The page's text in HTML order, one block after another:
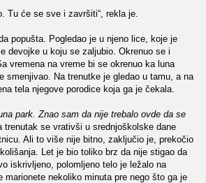
Tu će se sve i završiti“, rekla je.
popušta. Pogledao je u njeno lice, koje je
devojke u koju se zaljubio. Okrenuo se i
vremena na vreme bi se okrenuo ka luna
smenjivao. Na trenutke je gledao u tamu, a na
tela njegove porodice koja ga je čekala.
park. Znao sam da nije trebalo ovde da se
trenutak se vrativši u srednjoškolske dane
Ali to više nije bitno, zaključio je, prekočio
Let je bio toliko brz da nije stigao da
iskrivljeno, polomljeno telo je ležalo na
marionete nekoliko minuta pre nego što ga je